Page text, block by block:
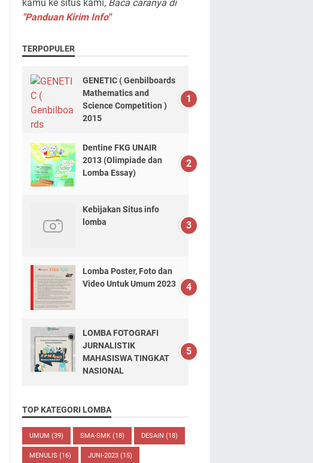
kamu ke situs kami, Baca caranya di
"Panduan Kirim Info"
TERPOPULER
GENETIC ( Genbilboards
Mathematics and
Science Competition )
2015
Dentine FKG UNAIR
2013 (Olimpiade dan
Lomba Essay)
Kebijakan Situs info
lomba
Lomba Poster, Foto dan
Video Untuk Umum 2023
LOMBA FOTOGRAFI
JURNALISTIK
MAHASISWA TINGKAT
NASIONAL
TOP KATEGORI LOMBA
UMUM (39) SMA-SMK (18) DESAIN (18)
MENULIS (16) JUNI-2023 (15)